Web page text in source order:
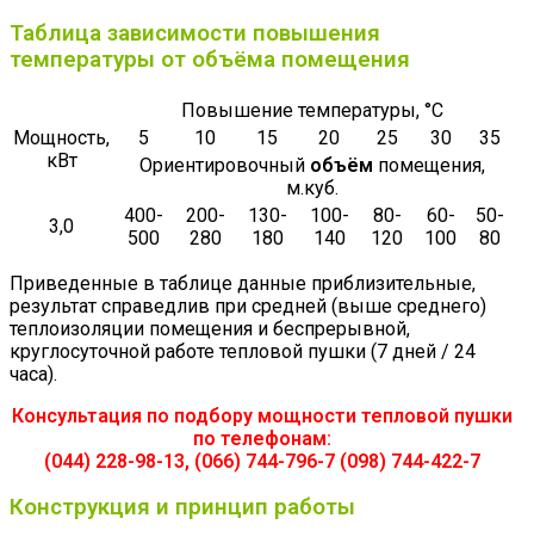
Таблица зависимости повышения
температуры от объёма помещения
Мощность,
кВт
Повышение температуры, °С
5
10 15 20 25 30
35
Ориентировочный объём помещения,
м.куб.
3,0
400-
500
200-
280
130-
180
100-
140
80-
120
60-
100
50-
80
Приведенные в таблице данные приблизительные,
результат справедлив при средней (выше среднего)
теплоизоляции помещения и беспрерывной,
круглосуточной работе тепловой пушки (7 дней / 24
часа).
Консультация по подбору мощности тепловой пушки
по телефонам:
(044) 228-98-13, (066) 744-796-7 (098) 744-422-7
Конструкция и принцип работы